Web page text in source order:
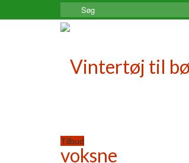
Search
for:
Tilbud